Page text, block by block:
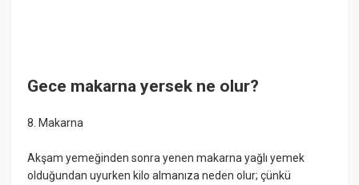
Gece makarna yersek ne olur?
8. Makarna
Akşam yemeğinden sonra yenen makarna yağlı yemek
olduğundan uyurken kilo almanıza neden olur; çünkü